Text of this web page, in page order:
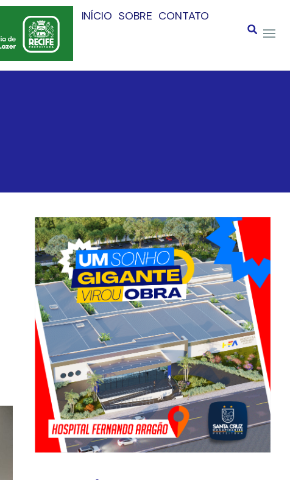
INÍCIO SOBRE CONTATO